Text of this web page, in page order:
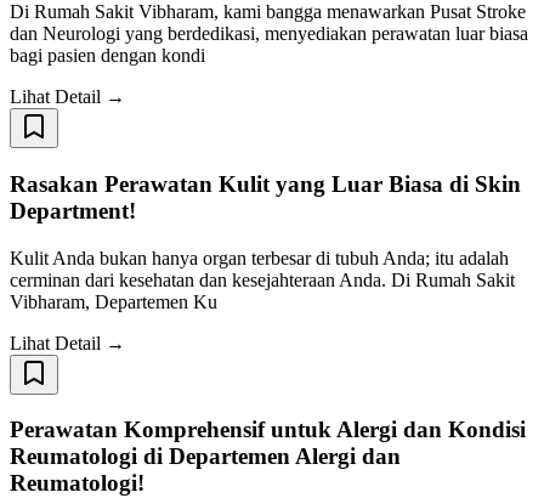
Di Rumah Sakit Vibharam, kami bangga menawarkan Pusat Stroke
dan Neurologi yang berdedikasi, menyediakan perawatan luar biasa
bagi pasien dengan kondi
Lihat Detail →
Rasakan Perawatan Kulit yang Luar Biasa di Skin
Department!
Kulit Anda bukan hanya organ terbesar di tubuh Anda; itu adalah
cerminan dari kesehatan dan kesejahteraan Anda. Di Rumah Sakit
Vibharam, Departemen Ku
Lihat Detail →
Perawatan Komprehensif untuk Alergi dan Kondisi
Reumatologi di Departemen Alergi dan
Reumatologi!